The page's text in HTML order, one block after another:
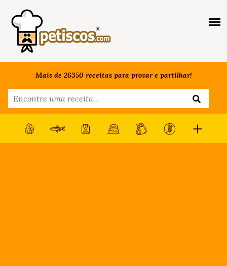
Mais de 26350 receitas para provar e partilhar!